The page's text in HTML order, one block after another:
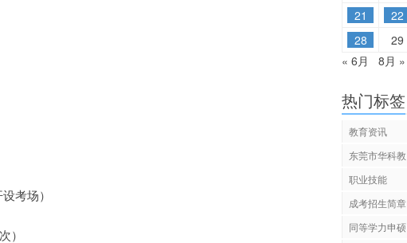
考场）
）
21
22
28
29
« 6月
8月 »
热门标签
教育资讯
东莞市华科教
职业技能
成考招生简章
同等学力申硕